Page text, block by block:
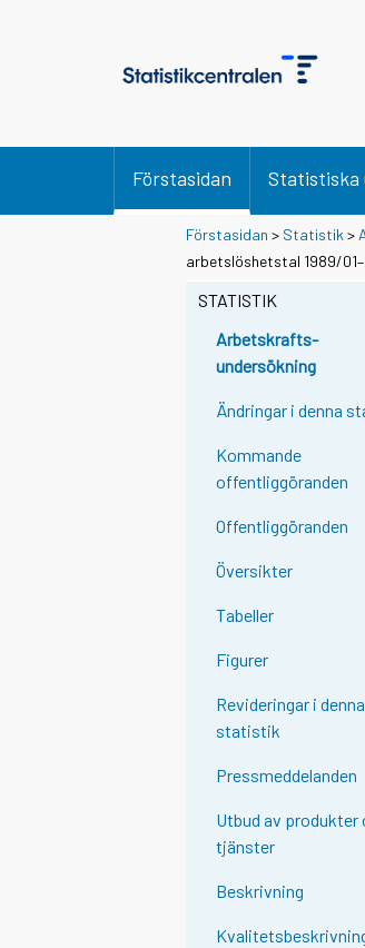
Förstasidan
Förstasidan > Statistik >
arbetslöshetstal 1989/
STATISTIK
Arbetskrafts-
undersökning
Ändringar i denna
Kommande
offentliggöranden
Offentliggöranden
Översikter
Tabeller
Figurer
Revideringar i denna
statistik
Pressmeddelanden
Utbud av produkter
tjänster
Beskrivning